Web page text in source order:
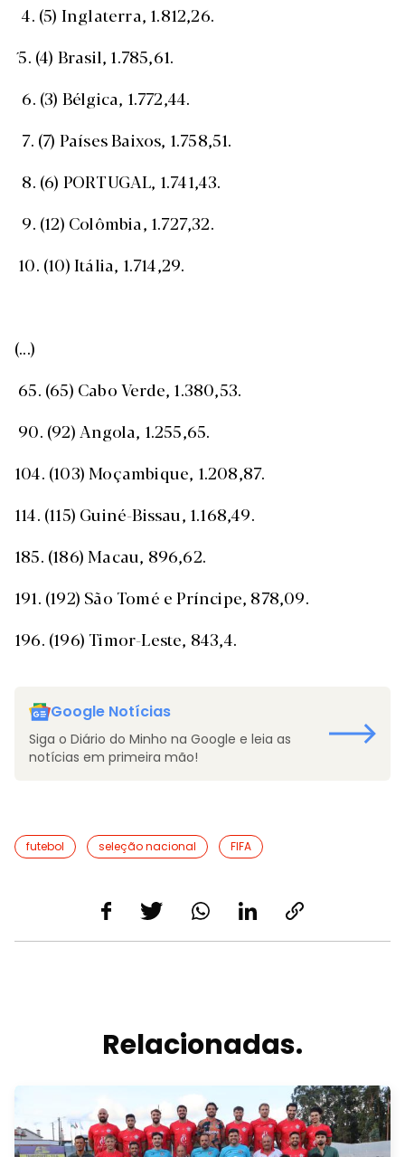
4. (5) Inglaterra, 1.812,26.
´ 5. (4) Brasil, 1.785,61.
6. (3) Bélgica, 1.772,44.
7. (7) Países Baixos, 1.758,51.
8. (6) PORTUGAL, 1.741,43.
9. (12) Colômbia, 1.727,32.
10. (10) Itália, 1.714,29.
(...)
65. (65) Cabo Verde, 1.380,53.
90. (92) Angola, 1.255,65.
104. (103) Moçambique, 1.208,87.
114. (115) Guiné-Bissau, 1.168,49.
185. (186) Macau, 896,62.
191. (192) São Tomé e Príncipe, 878,09.
196. (196) Timor-Leste, 843,4.
Google Notícias
Siga o Diário do Minho na Google e leia as
notícias em primeira mão!
futebol seleção nacional FIFA
Relacionadas.